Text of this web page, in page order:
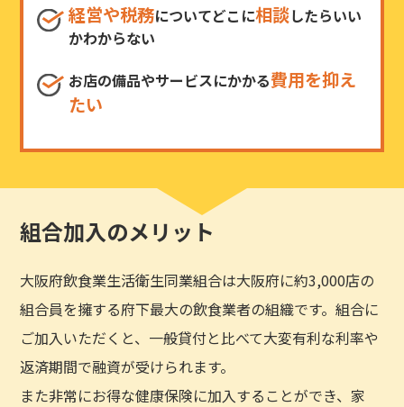
経営や税務についてどこに相談したらいい
かわからない
お店の備品やサービスにかかる費用を抑え
たい
組合加入のメリット
大阪府飲食業生活衛生同業組合は大阪府に約3,000店の
組合員を擁する府下最大の飲食業者の組織です。組合に
ご加入いただくと、一般貸付と比べて大変有利な利率や
返済期間で融資が受けられます。
また非常にお得な健康保険に加入することができ、家